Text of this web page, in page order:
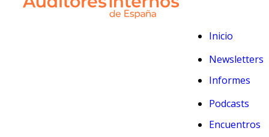
Inicio
Newsletters
Informes
Podcasts
Encuentros